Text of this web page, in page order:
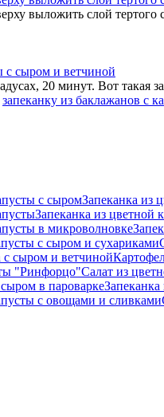
выложить слой тертого
20 минут. Вот
запеканку из баклажанов с
Запеканка из
Запеканка из цветной
Салат из
Запеканка